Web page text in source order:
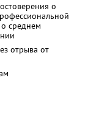
о
среднем
отрыва от